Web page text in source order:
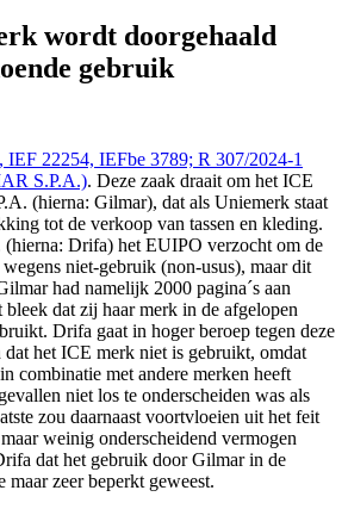
S.P.A.), https://redactie-
ice-kledingmerk-wordt-doorgehaald-
wordt doorgehaald
gebruik
IEF 22254, IEFbe 3789; R 307/2024-1
S.P.A.). Deze zaak draait om het ICE
(hierna: Gilmar), dat als Uniemerk staat
tot de verkoop van tassen en kleding.
Drifa) het EUIPO verzocht om de
niet-gebruik (non-usus), maar dit
had namelijk 2000 pagina´s aan
dat zij haar merk in de afgelopen
Drifa gaat in hoger beroep tegen deze
het ICE merk niet is gebruikt, omdat
combinatie met andere merken heeft
niet los te onderscheiden was als
zou daarnaast voortvloeien uit het feit
weinig onderscheidend vermogen
dat het gebruik door Gilmar in de
maar zeer beperkt geweest.